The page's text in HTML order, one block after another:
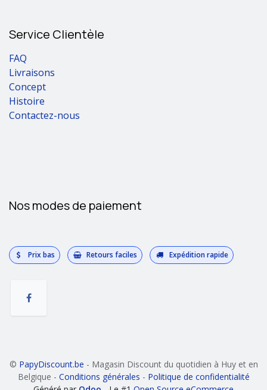
Service Clientèle
FAQ
Livraisons
Concept
Histoire
Contactez-nous
Nos modes de paiement
Prix bas Retours faciles Expédition rapide
© PapyDiscount.be - Magasin Discount du quotidien à Huy et en
Belgique - Conditions générales - Politique de confidentialité